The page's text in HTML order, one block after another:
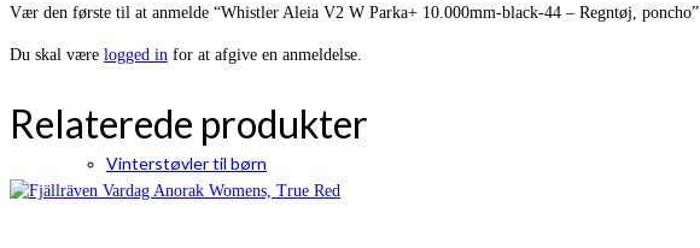
Vinterstøvler til børn
Vær den første til at anmelde “Whistler Aleia V2 W Parka+ 10.000mm-black-44 – Regntøj, poncho”
Du skal være logged in for at afgive en anmeldelse.
Relaterede produkter